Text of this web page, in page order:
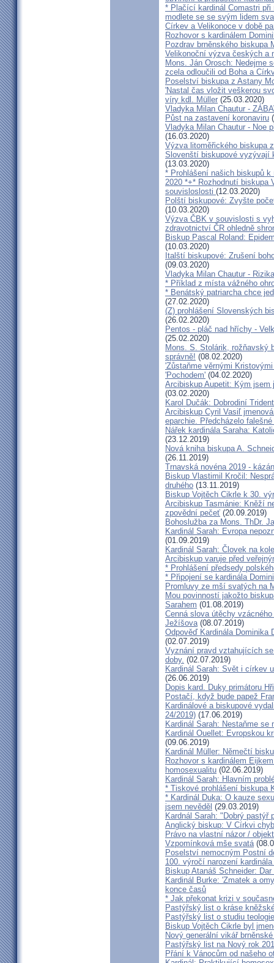
* Plačící kardinál Comastri
modlete se se svým lidem
Církev a Velikonoce v době
Rozhovor s kardinálem
Pozdrav brněnského biskupa
Velikonoční výzva českých a
Mons. Ján Orosch: Nedejme
zcela odloučili od Boha a
Poselství biskupa z Astany
'Nastal čas vložit veškerou
víry kdl. Müller (25.03.2020)
Vladyka Milan Chautur -
Půst na zastavení koronaviru
Vladyka Milan Chautur - Noe
(16.03.2020)
Výzva litoměřického biskupa
Slovenští biskupové vyzývají
(13.03.2020)
* Prohlášení našich biskupů
2020 *+* Rozhodnutí biskupa
souvisloslosti (12.03.2020)
Polští biskupové: Zvyšte
(10.03.2020)
Výzva ČBK v souvislosti s
zdravotnictví ČR ohledně
Biskup Pascal Roland:
(10.03.2020)
Italští biskupové: Zrušení
(09.03.2020)
Vladyka Milan Chautur -
* Příklad z místa vážného
* Benátský patriarcha chce
(27.02.2020)
(Z) prohlášení Slovenských
(26.02.2020)
Pentos - pláč nad hříchy -
(25.02.2020)
Mons. S. Stolárik, rožňavský
správně! (08.02.2020)
'Zůstaňme věrnými
'Pochodem' (04.02.2020)
Arcibiskup Aupetit: Kým jsem
(03.02.2020)
Karol Dučák: Dobrodiní
Arcibiskup Cyril Vasiľ
eparchie. Předcházelo
Nářek kardinála Saraha:
(23.12.2019)
Nová kniha biskupa A.
(26.11.2019)
Trnavská novéna 2019 -
Biskup Vlastimil Kročil:
druhého (13.11.2019)
Biskup Vojtěch Cikrle k 30.
Arcibiskup Tasmánie: Kněží
zpovědní pečeť (20.09.2019)
Bohoslužba za Mons. ThDr.
Kardinál Sarah: Evropa
(01.09.2019)
Kardinál Sarah: Človek na
Arcibiskup varuje před
* Prohlášení předsedy
* Připojení se kardinála
Promluvy ze mší svatých na
Mou povinností jakožto
Sarahem (01.08.2019)
Cenná slova útěchy
Ježíšova(08.07.2019)
Odpověď Kardinála Dominika
(02.07.2019)
Vyznání pravd vztahujících
doby. (02.07.2019)
Kardinál Sarah: Svět i církev
(26.06.2019)
Dopis kard. Duky primátoru
Postačí, když bude papež
Kardinálové a biskupové
24/2019) (17.06.2019)
Kardinál Sarah: Nestaňme
Kardinál Ouellet: Evropskou
(09.06.2019)
Kardinál Müller: Němečtí
Rozhovor s kardinálem
homosexualitu (02.06.2019)
Kardinál Sarah: Hlavním
* Tiskové prohlášení biskupa
* Kardinál Duka: O kauze
jsem nevěděl (29.03.2019)
Kardnál Sarah: "Dobrý
Anglický biskup: V Církvi
Právo na vlastní názor /
Vzpomínková mše svatá
Poselství nemocným Postní
100. výročí narození
Biskup Atanáš Schneider:
Kardinál Burke: 'Zmatek a
konce časů
* Jak překonat krizi v
Pastýřský list o kráse
Pastýřský list o studiu teologie
Biskup Vojtěch Cikrle byl
Nový generální vikář
Pastýřský list na Nový rok
Přání k Vánocům od našeho